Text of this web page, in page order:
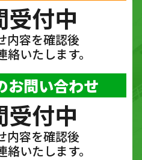
受付中
内容を確認後
いたします。
お問い合わせ
受付中
内容を確認後
いたします。